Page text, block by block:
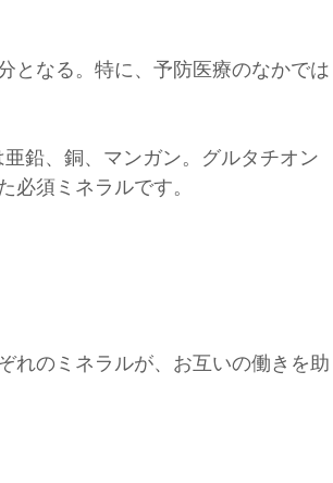
となる。特に、予防医療のなかでは
鉛、銅、マンガン。グルタチオン
必須ミネラルです。
れのミネラルが、お互いの働きを助